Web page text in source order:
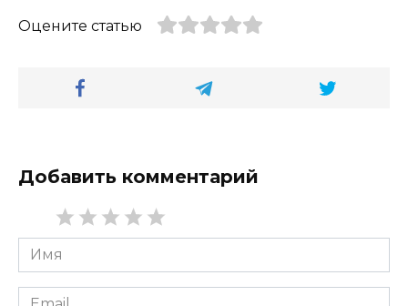
Оцените статью
Добавить комментарий
Имя
*
Email